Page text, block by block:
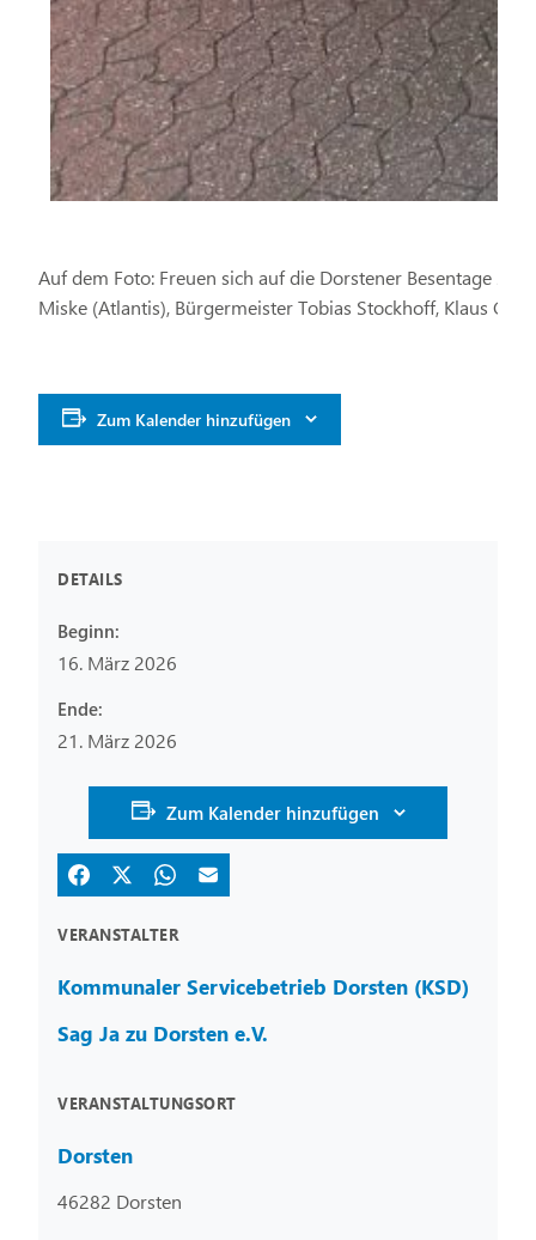
Auf dem Foto: Freuen sich auf die Dorstener Besentage
Miske (Atlantis), Bürgermeister Tobias Stockhoff, Klaus
Zum Kalender hinzufügen
DETAILS
Beginn:
16. März 2026
Ende:
21. März 2026
Zum Kalender hinzufügen
VERANSTALTER
Kommunaler Servicebetrieb Dorsten (KSD)
Sag Ja zu Dorsten e.V.
VERANSTALTUNGSORT
Dorsten
46282 Dorsten